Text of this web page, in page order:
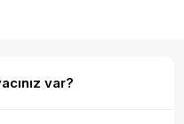
var?